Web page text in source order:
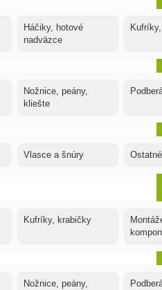
Háčiky, hotové
nadväzce
Nožnice, peány,
kliešte
Vlasce a šnúry Ostatné
Kufríky, krabičky
Nožnice, peány,